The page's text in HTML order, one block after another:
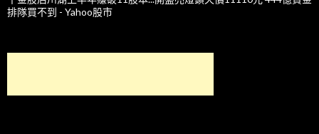
排隊買不到 - Yahoo股市